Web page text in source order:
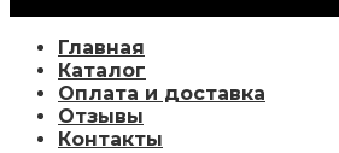
Главная
Каталог
Оплата и доставка
Отзывы
Контакты